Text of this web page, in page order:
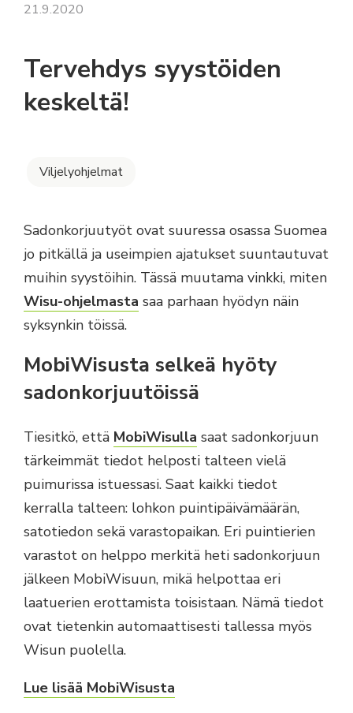
21.9.2020
Tervehdys syystöiden
keskeltä!
Viljelyohjelmat
Sadonkorjuutyöt ovat suuressa osassa Suomea
jo pitkällä ja useimpien ajatukset suuntautuvat
muihin syystöihin. Tässä muutama vinkki, miten
Wisu-ohjelmasta saa parhaan hyödyn näin
syksynkin töissä.
MobiWisusta selkeä hyöty
sadonkorjuutöissä
Tiesitkö, että MobiWisulla saat sadonkorjuun
tärkeimmät tiedot helposti talteen vielä
puimurissa istuessasi. Saat kaikki tiedot
kerralla talteen: lohkon puintipäivämäärän,
satotiedon sekä varastopaikan. Eri puintierien
varastot on helppo merkitä heti sadonkorjuun
jälkeen MobiWisuun, mikä helpottaa eri
laatuerien erottamista toisistaan. Nämä tiedot
ovat tietenkin automaattisesti tallessa myös
Wisun puolella.
Lue lisää MobiWisusta